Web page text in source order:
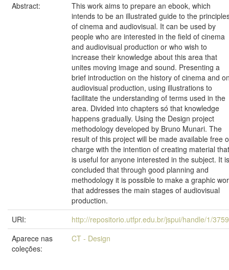
Abstract:
This work aims to prepare an ebook, which
intends to be an illustrated guide to the
of cinema and audiovisual. It can be used by
people who are interested in the field of cinema
and audiovisual production or who wish to
increase their knowledge about this area that
unites moving image and sound. Presenting a
brief introduction on the history of cinema and
audiovisual production, using illustrations to
facilitate the understanding of terms used in the
area. Divided into chapters só that knowledge
happens gradually. Using the Design project
methodology developed by Bruno Munari. The
result of this project will be made available free
charge with the intention of creating material that
is useful for anyone interested in the subject. It is
concluded that through good planning and
methodology it is possible to make a graphic
that addresses the main stages of audiovisual
production.
URI:
http://repositorio.utfpr.edu.br/jspui/handle/1/
Aparece nas
coleções:
CT - Design